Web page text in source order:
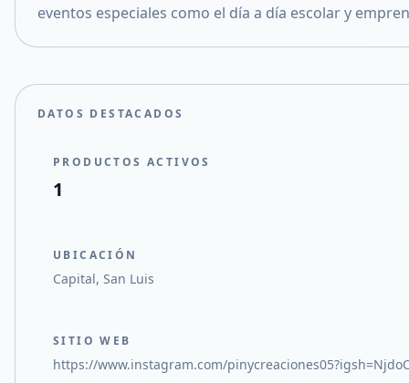
eventos especiales como el día a día escolar y
DATOS DESTACADOS
PRODUCTOS ACTIVOS
1
UBICACIÓN
Capital, San Luis
SITIO WEB
https://www.instagram.com/